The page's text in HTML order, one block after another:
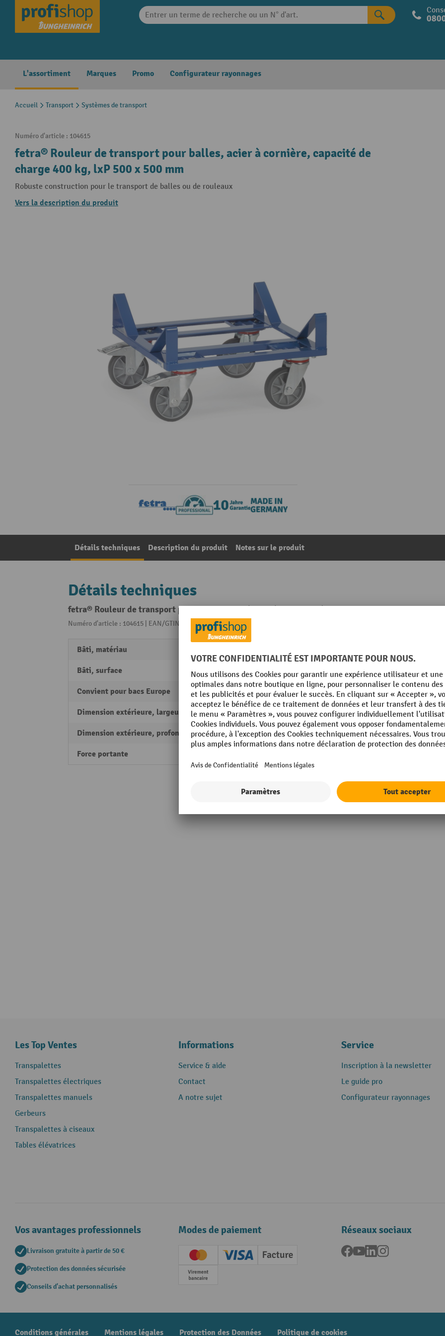
Skip to main navigation
L'assortiment Marques Promo Configurateur rayonnages
Accueil Transport Systèmes de transport
Numéro d'article : 104615
fetra® Rouleur de transport pour balles, acier à cornière, capacité de
charge 400 kg, lxP 500 x 500 mm
Robuste construction pour le transport de balles ou de rouleaux
Vers la description du produit
Détails techniques Description du produit Notes sur le produit
Détails techniques
fetra® Rouleur de transport pour balles, acier à cornière, capacité de charge 400 kg, lxP 500 x
Numéro d'article : 104615 | EAN/GTIN: 4017976011684De la catégorie :
Bâti, matériau
Bâti, surface revêtement par poudrage
Convient pour bacs Europe oui
Dimension extérieure, largeur 500 mm
Dimension extérieure, profondeur 500 mm
Force portante
Plate-forme, profondeur
Plate-forme, surface
Propriétés
Renfoncements d'empilage
intérieurs
Afficher tous les détails techniques
Les Top Ventes
Transpalettes
Transpalettes électriques
Transpalettes manuels
Gerbeurs
Transpalettes à ciseaux
Tables élévatrices
Informations
Service & aide
Contact
A notre sujet
Service
Inscription à la newsletter
Le guide pro
Configurateur rayonnages
Vos avantages professionnels
Livraison gratuite à partir de 50 €
Protection des données sécurisée
Conseils d'achat personnalisés
Modes de paiement
Creditcard (Master)Creditcard (Visa)
Facture
Paiement anticipé
Réseaux sociaux
Facebook
YouTubeLinkedInInstagram
Conditions générales Mentions légales Protection des Données Politique de cookies